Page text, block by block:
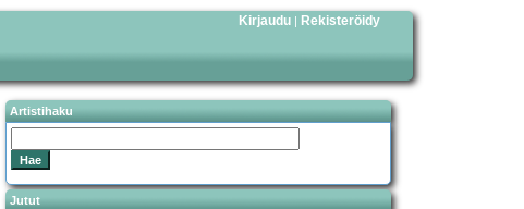
Kirjaudu | Rekisteröidy
Artistihaku
Jutut